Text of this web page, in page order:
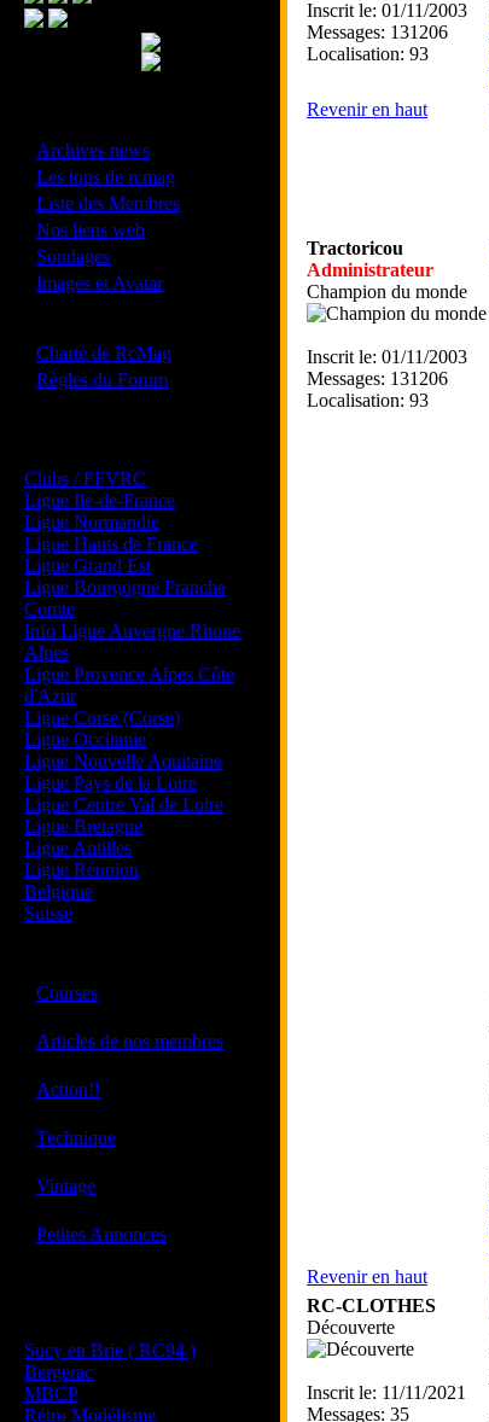
Archives news
Les tops de rcmag
Liste des Membres
Nos liens web
Sondages
Images et Avatar
Charte de RcMag
Règles du Forum
Clubs / FFVRC
Ligue Ile-de-France
Ligue Normandie
Ligue Hauts de France
Ligue Grand Est
Ligue Bourgogne Franche
Comte
Info Ligue Auvergne Rhone
Alpes
Ligue Provence Alpes Côte
d'Azur
Ligue Corse (Corse)
Ligue Occitanie
Ligue Nouvelle Aquitaine
Ligue Pays de la Loire
Ligue Centre Val de Loire
Ligue Bretagne
Ligue Antilles
Ligue Réunion
Belgique
Suisse
Courses
Articles de nos membres
Action!!
Technique
Vintage
Petites Annonces
Sucy en Brie ( RC94 )
Bergerac
MBCP
Rétro Modélisme
Inscrit le: 01/11/2003
Messages: 131206
Localisation: 93
Revenir en haut
Tractoricou
Administrateur
Champion du monde
Inscrit le: 01/11/2003
Messages: 131206
Localisation: 93
Revenir en haut
RC-CLOTHES
Découverte
Inscrit le: 11/11/2021
Messages: 35